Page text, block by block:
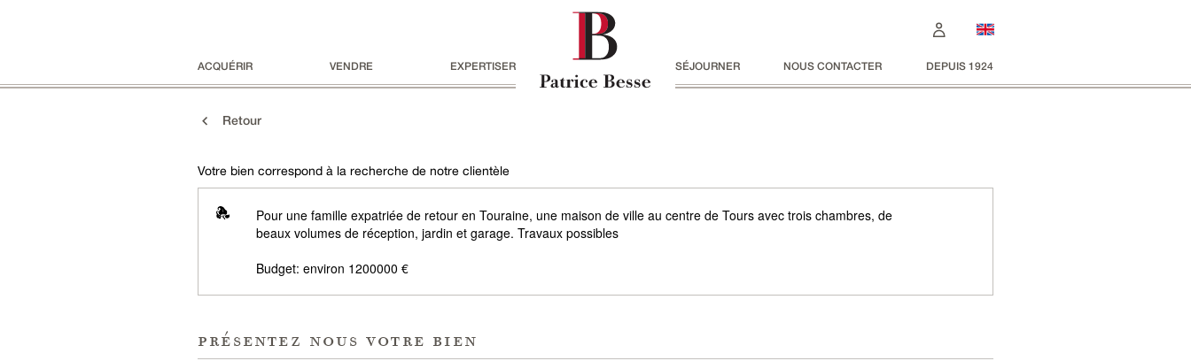
ACQUÉRIR VENDRE EXPERTISER SÉJOURNER NOUS CONTACTER DEPUIS 1924
Retour
Votre bien correspond à la recherche de notre clientèle
Pour une famille expatriée de retour en Touraine, une maison de ville au centre de Tours avec trois chambres, de
beaux volumes de réception, jardin et garage. Travaux possibles
Budget: environ 1200000 €
présentez nous votre bien